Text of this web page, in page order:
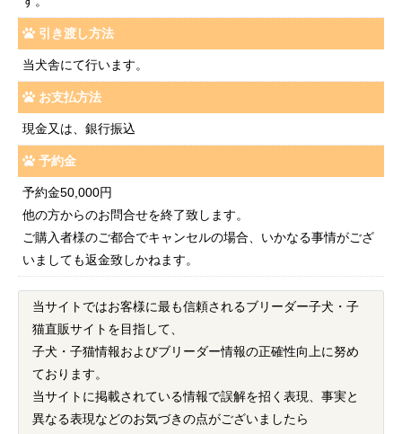
引き渡し方法
当犬舎にて行います。
お支払方法
現金又は、銀行振込
予約金
予約金50,000円
他の方からのお問合せを終了致します。
ご購入者様のご都合でキャンセルの場合、いかなる事情がござ
いましても返金致しかねます。
当サイトではお客様に最も信頼されるブリーダー子犬・子
猫直販サイトを目指して、
子犬・子猫情報およびブリーダー情報の正確性向上に努め
ております。
当サイトに掲載されている情報で誤解を招く表現、事実と
異なる表現などのお気づきの点がございましたら